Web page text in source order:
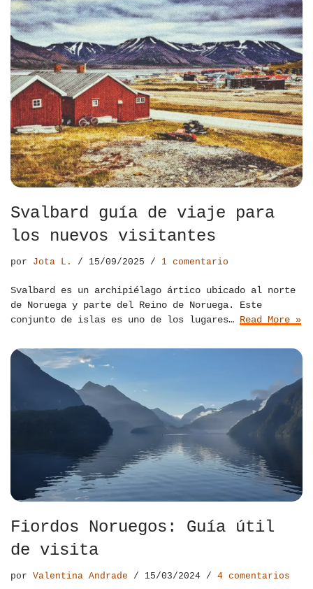
Svalbard guía de viaje para
los nuevos visitantes
por Jota L. 15/09/2025 1 comentario
Svalbard es un archipiélago ártico ubicado al norte
de Noruega y parte del Reino de Noruega. Este
conjunto de islas es uno de los lugares… Read More »
Fiordos Noruegos: Guía útil
de visita
por Valentina Andrade 15/03/2024 4 comentarios